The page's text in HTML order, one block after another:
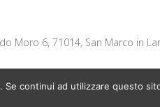
Moro 6, 71014, San Marco in
continui ad utilizzare questo